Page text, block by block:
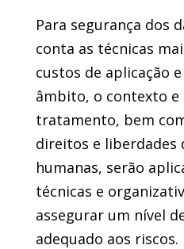
Para segurança dos
conta as técnicas
custos de aplicação
âmbito, o contexto e
tratamento, bem
direitos e liberdades
humanas, serão
técnicas e
assegurar um nível
adequado aos riscos.